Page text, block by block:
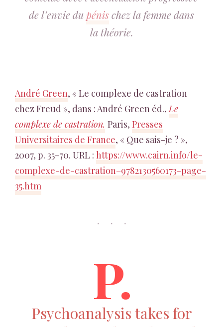
de l’envie dupénischez la femme dans
la théorie.
André Green, « Le complexe de castration
chez Freud », dans : André Green éd.,Le
complexe de castration. Paris, Presses
Universitaires de France, « Que sais-je ? »,
2007, p. 35-70. URL : https://www.cairn.info/le-
complexe-de-castration–9782130560173-page-
35.htm
P.
Psychoanalysis takes for